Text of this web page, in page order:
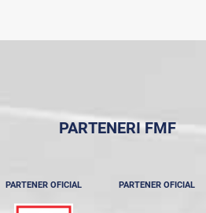
PARTENERI FMF
PARTENER OFICIAL PARTENER OFICIAL